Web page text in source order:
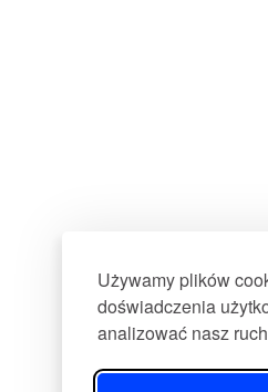
Używamy plików
doświadczenia
analizować nasz